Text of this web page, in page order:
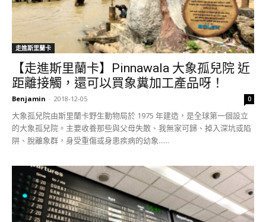
走進斯里蘭卡
【走進斯里蘭卡】Pinnawala 大象孤兒院 近
距離接觸，還可以買象糞加工產品呀！
Benjamin - 2018-12-05 0
大象孤兒院由斯里蘭卡野生動物局於 1975 年建造，是全球第一個設立
的大象孤兒院。主要收養那些與父母失散、我無家可歸、掉入深坑或陷
阱、脫離象群，身受重傷或身患疾病的幼象......